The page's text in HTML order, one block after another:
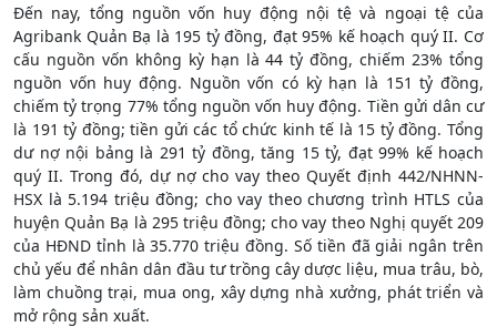
Đến nay, tổng nguồn vốn huy động nội tệ và ngoại tệ của
Agribank Quản Bạ là 195 tỷ đồng, đạt 95% kế hoạch quý II. Cơ
cấu nguồn vốn không kỳ hạn là 44 tỷ đồng, chiếm 23% tổng
nguồn vốn huy động. Nguồn vốn có kỳ hạn là 151 tỷ đồng,
chiếm tỷ trọng 77% tổng nguồn vốn huy động. Tiền gửi dân cư
là 191 tỷ đồng; tiền gửi các tổ chức kinh tế là 15 tỷ đồng. Tổng
dư nợ nội bảng là 291 tỷ đồng, tăng 15 tỷ, đạt 99% kế hoạch
quý II. Trong đó, dự nợ cho vay theo Quyết định 442/NHNN-
HSX là 5.194 triệu đồng; cho vay theo chương trình HTLS của
huyện Quản Bạ là 295 triệu đồng; cho vay theo Nghị quyết 209
của HĐND tỉnh là 35.770 triệu đồng. Số tiền đã giải ngân trên
chủ yếu để nhân dân đầu tư trồng cây dược liệu, mua trâu, bò,
làm chuồng trại, mua ong, xây dựng nhà xưởng, phát triển và
mở rộng sản xuất.